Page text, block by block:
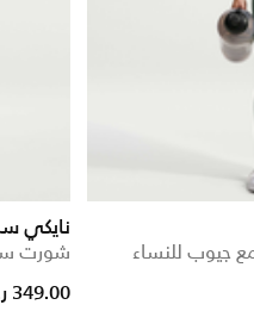
جيوب للنساء
نايكي
شورت
349.00 ر.س